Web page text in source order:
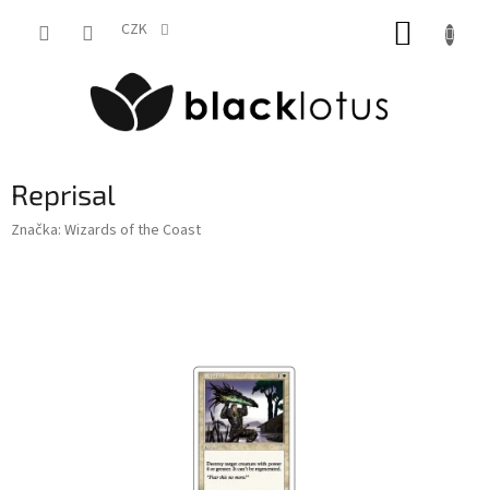
CZK
Reprisal
Značka: Wizards of the Coast